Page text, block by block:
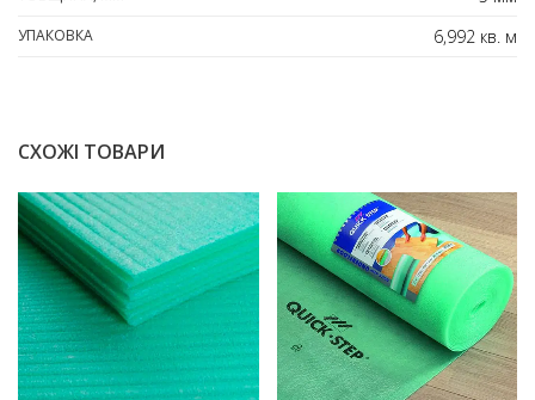
УПАКОВКА 6,992 кв. м
СХОЖІ ТОВАРИ